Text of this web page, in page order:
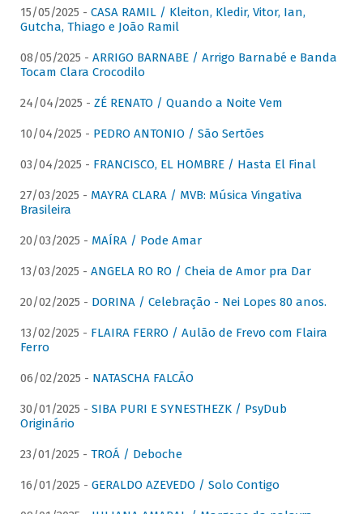
15/05/2025 - CASA RAMIL / Kleiton, Kledir, Vitor, Ian,
Gutcha, Thiago e João Ramil
08/05/2025 - ARRIGO BARNABE / Arrigo Barnabé e Banda
Tocam Clara Crocodilo
24/04/2025 - ZÉ RENATO / Quando a Noite Vem
10/04/2025 - PEDRO ANTONIO / São Sertões
03/04/2025 - FRANCISCO, EL HOMBRE / Hasta El Final
27/03/2025 - MAYRA CLARA / MVB: Música Vingativa
Brasileira
20/03/2025 - MAÍRA / Pode Amar
13/03/2025 - ANGELA RO RO / Cheia de Amor pra Dar
20/02/2025 - DORINA / Celebração - Nei Lopes 80 anos.
13/02/2025 - FLAIRA FERRO / Aulão de Frevo com Flaira
Ferro
06/02/2025 - NATASCHA FALCÃO
30/01/2025 - SIBA PURI E SYNESTHEZK / PsyDub
Originário
23/01/2025 - TROÁ / Deboche
16/01/2025 - GERALDO AZEVEDO / Solo Contigo